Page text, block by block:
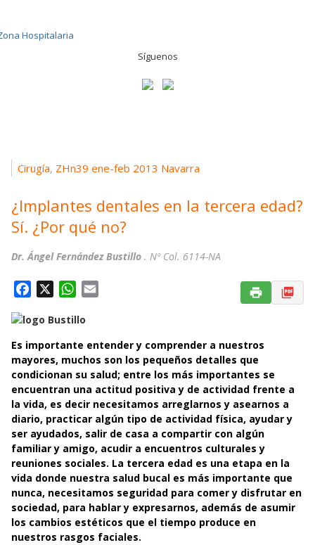
Síguenos
Cirugía, ZHn39 ene-feb 2013 Navarra
¿Implantes dentales en la tercera edad?
Sí. ¿Por qué no?
Dr. Ángel Fernández Bustillo . Nº Col. 6114-NA
c
e
b
o
o
k
W
a
t
s
A
p
p
i
l
Es importante entender y comprender a nuestros
mayores, muchos son los pequeños detalles que
condicionan su salud; entre los más importantes se
encuentran una actitud positiva y de actividad frente a
la vida, es decir necesitamos arreglarnos y asearnos a
diario, practicar algún tipo de actividad física, ayudar y
ser ayudados, salir de casa a compartir con algún
familiar y amigo, acudir a encuentros culturales y
reuniones sociales. La tercera edad es una etapa en la
vida donde nuestra salud bucal es más importante que
nunca, necesitamos seguridad para comer y disfrutar en
sociedad, para hablar y expresarnos, además de asumir
los cambios estéticos que el tiempo produce en
nuestros rasgos faciales.